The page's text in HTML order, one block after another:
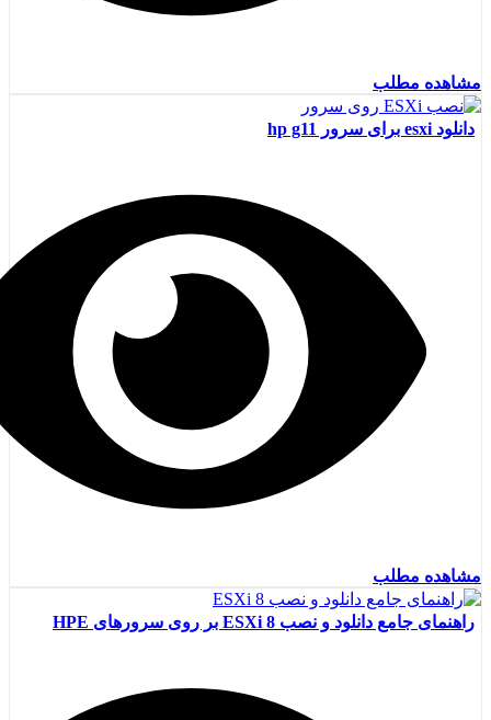
مشاهده مطلب
دانلود esxi برای سرور hp g11
مشاهده مطلب
راهنمای جامع دانلود و نصب ESXi 8 بر روی سرورهای HPE